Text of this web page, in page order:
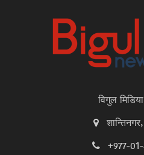
विगुल
+977-